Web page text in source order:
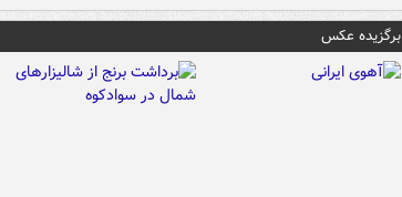
برگزیده عکس